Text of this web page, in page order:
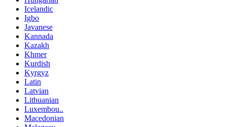
Icelandic
Igbo
Javanese
Kannada
Kazakh
Khmer
Kurdish
Kyrgyz
Latin
Latvian
Lithuanian
Luxembou..
Macedonian